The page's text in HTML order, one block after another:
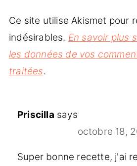
Ce site utilise Akismet pour
indésirables. En savoir plus
les données de vos
traitées.
Priscilla says
octobre 18,
Super bonne recette, j'ai